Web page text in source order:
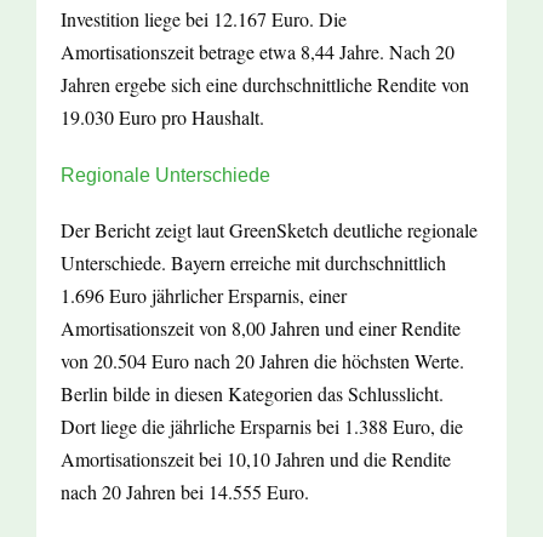
Investition liege bei 12.167 Euro. Die
Amortisationszeit betrage etwa 8,44 Jahre. Nach 20
Jahren ergebe sich eine durchschnittliche Rendite von
19.030 Euro pro Haushalt.
Regionale Unterschiede
Der Bericht zeigt laut GreenSketch deutliche regionale
Unterschiede. Bayern erreiche mit durchschnittlich
1.696 Euro jährlicher Ersparnis, einer
Amortisationszeit von 8,00 Jahren und einer Rendite
von 20.504 Euro nach 20 Jahren die höchsten Werte.
Berlin bilde in diesen Kategorien das Schlusslicht.
Dort liege die jährliche Ersparnis bei 1.388 Euro, die
Amortisationszeit bei 10,10 Jahren und die Rendite
nach 20 Jahren bei 14.555 Euro.